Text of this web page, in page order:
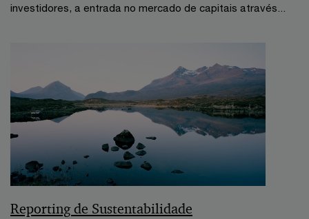
investidores, a entrada no mercado de capitais através...
Reporting de Sustentabilidade